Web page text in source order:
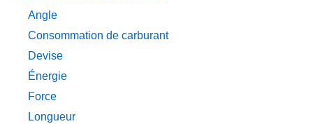
Angle
Consommation de carburant
Devise
Énergie
Force
Longueur